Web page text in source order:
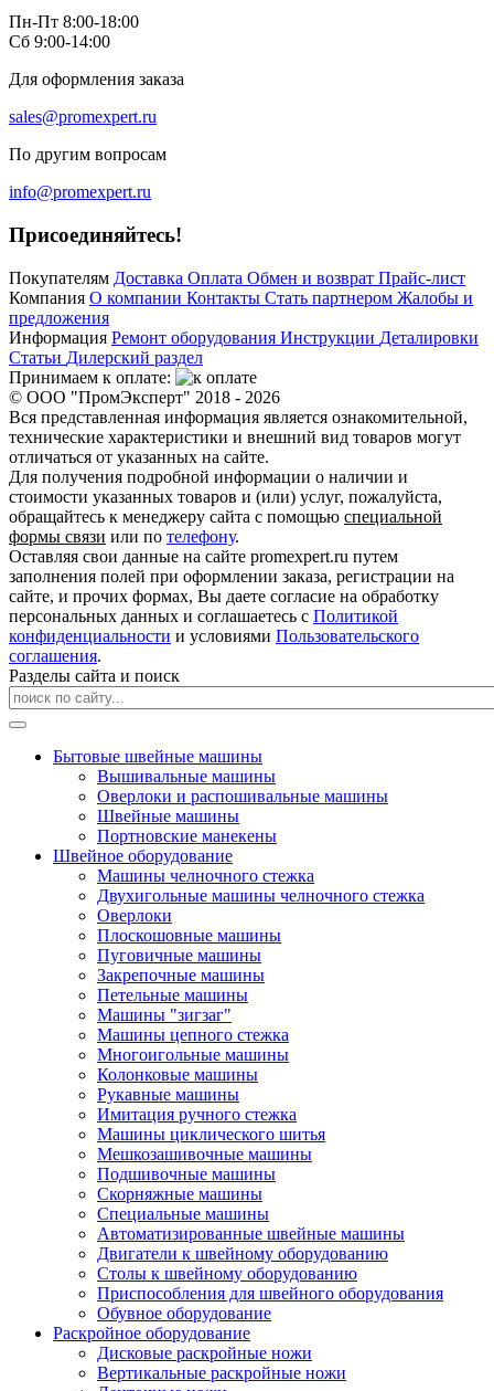
Пн-Пт 8:00-18:00
Сб 9:00-14:00
Для оформления заказа
sales@promexpert.ru
По другим вопросам
info@promexpert.ru
Присоединяйтесь!
Покупателям Доставка Оплата Обмен и возврат Прайс-лист
Компания О компании Контакты Стать партнером Жалобы и
предложения
Информация Ремонт оборудования Инструкции Деталировки
Статьи Дилерский раздел
Принимаем к оплате:
© ООО "ПромЭксперт" 2018 - 2026
Вся представленная информация является ознакомительной,
технические характеристики и внешний вид товаров могут
отличаться от указанных на сайте.
Для получения подробной информации о наличии и
стоимости указанных товаров и (или) услуг, пожалуйста,
обращайтесь к менеджеру сайта с помощью специальной
формы связи или по телефону.
Оставляя свои данные на сайте promexpert.ru путем
заполнения полей при оформлении заказа, регистрации на
сайте, и прочих формах, Вы даете согласие на обработку
персональных данных и соглашаетесь с Политикой
конфиденциальности и условиями Пользовательского
соглашения.
Разделы сайта и поиск
Бытовые швейные машины
Вышивальные машины
Оверлоки и распошивальные машины
Швейные машины
Портновские манекены
Швейное оборудование
Машины челночного стежка
Двухигольные машины челночного стежка
Оверлоки
Плоскошовные машины
Пуговичные машины
Закрепочные машины
Петельные машины
Машины "зигзаг"
Машины цепного стежка
Многоигольные машины
Колонковые машины
Рукавные машины
Имитация ручного стежка
Машины циклического шитья
Мешкозашивочные машины
Подшивочные машины
Скорняжные машины
Специальные машины
Автоматизированные швейные машины
Двигатели к швейному оборудованию
Столы к швейному оборудованию
Приспособления для швейного оборудования
Обувное оборудование
Раскройное оборудование
Дисковые раскройные ножи
Вертикальные раскройные ножи